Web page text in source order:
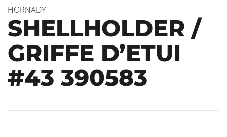
HORNADY
SHELLHOLDER /
GRIFFE D’ETUI
#43 390583